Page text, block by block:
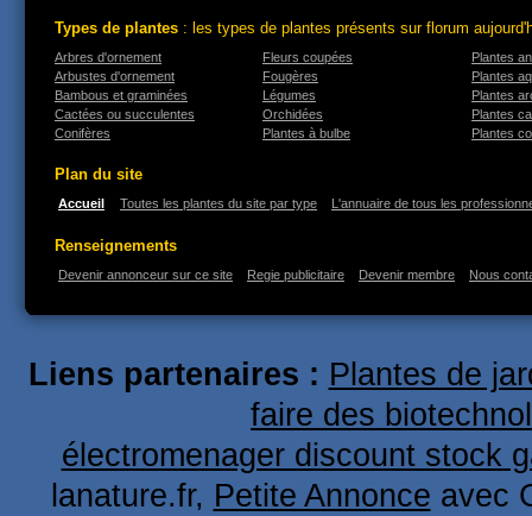
Types de plantes : les types de plantes présents sur florum
Arbres d'ornement
Arbustes d'ornement
Bambous et graminées
Cactées ou succulentes
Conifères
Fleurs coupées
Fougères
Légumes
Orchidées
Plantes à bulbe
Plantes
Plantes
Plantes
Plantes
Plantes
Plan du site
Accueil Toutes les plantes du site par type L'annuaire de tous les
Renseignements
Devenir annonceur sur ce site Regie publicitaire Devenir membre Nous
Liens partenaires : Plantes de
faire des
électromenager discount stock
lanature.fr, Petite Annonce avec